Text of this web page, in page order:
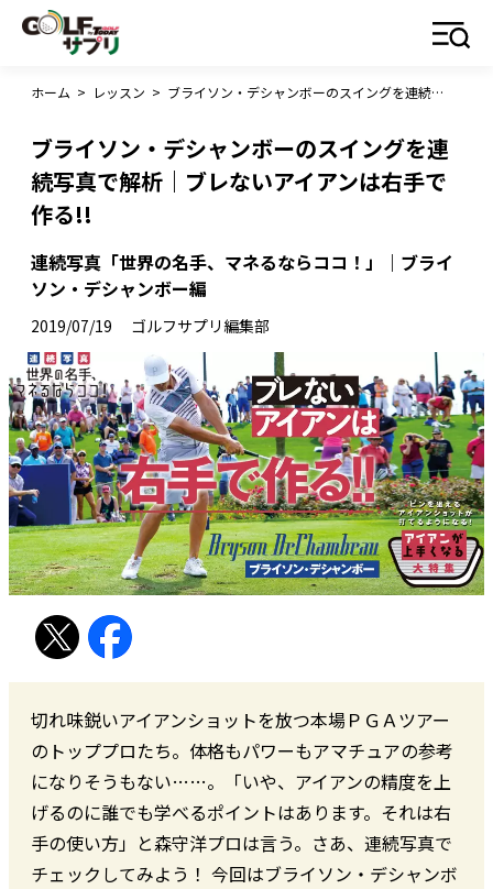
ホーム > レッスン > ブライソン・デシャンボーのスイングを連続写真で解析｜ブレないアイアンは右手で作る!!
ブライソン・デシャンボーのスイングを連
続写真で解析｜ブレないアイアンは右手で
作る!!
連続写真「世界の名手、マネるならココ！」｜ブライ
ソン・デシャンボー編
2019/07/19 ゴルフサプリ編集部
切れ味鋭いアイアンショットを放つ本場ＰＧＡツアー
のトッププロたち。体格もパワーもアマチュアの参考
になりそうもない……。「いや、アイアンの精度を上
げるのに誰でも学べるポイントはあります。それは右
手の使い方」と森守洋プロは言う。さあ、連続写真で
チェックしてみよう！ 今回はブライソン・デシャンボ